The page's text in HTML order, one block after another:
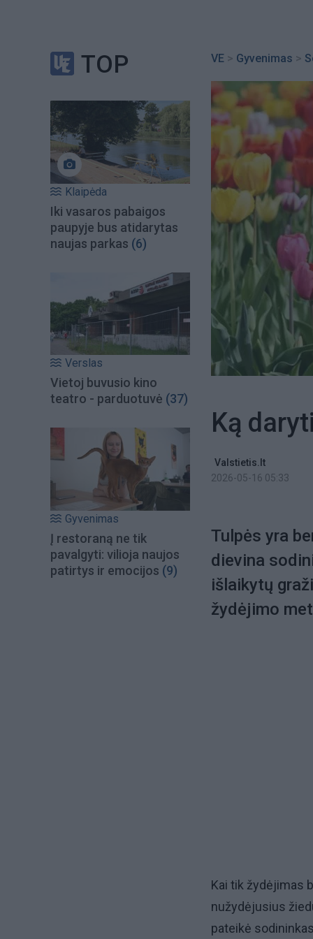
TOP
Klaipėda
Iki vasaros pabaigos
paupyje bus atidarytas
naujas parkas (6)
Verslas
Vietoj buvusio kino
teatro - parduotuvė (37)
Gyvenimas
Į restoraną ne tik
pavalgyti: vilioja naujos
patirtys ir emocijos (9)
VE > Gyvenimas >
Ką
Valstietis.lt
2026-05-16 05:33
Tulpės yra
dievina
išlaikytų
žydėjimo
Kai tik žydėjimas
nužydėjusius
pateikė